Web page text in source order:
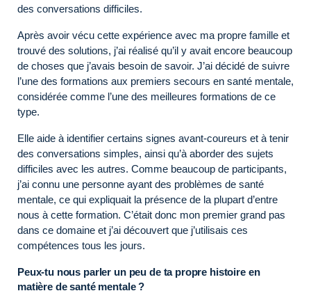
des conversations difficiles.
Après avoir vécu cette expérience avec ma propre famille et
trouvé des solutions, j’ai réalisé qu’il y avait encore beaucoup
de choses que j’avais besoin de savoir. J’ai décidé de suivre
l’une des formations aux premiers secours en santé mentale,
considérée comme l’une des meilleures formations de ce
type.
Elle aide à identifier certains signes avant-coureurs et à tenir
des conversations simples, ainsi qu’à aborder des sujets
difficiles avec les autres. Comme beaucoup de participants,
j’ai connu une personne ayant des problèmes de santé
mentale, ce qui expliquait la présence de la plupart d’entre
nous à cette formation. C’était donc mon premier grand pas
dans ce domaine et j’ai découvert que j’utilisais ces
compétences tous les jours.
Peux-tu nous parler un peu de ta propre histoire en
matière de santé mentale ?